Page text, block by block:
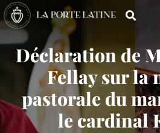
Déclaration de
Fellay sur la
pastorale du
le cardinal